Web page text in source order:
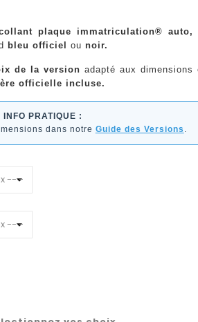
plaque immatriculation® auto,
bleu officiel ou noir.
de la version adapté aux
officielle incluse.
INFO PRATIQUE :
dans notre Guide des Versions